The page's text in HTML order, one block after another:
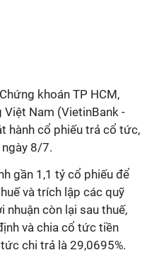
khoán TP HCM,
Việt Nam (VietinBank -
hành cổ phiếu trả cổ tức,
8/7.
gần 1,1 tỷ cổ phiếu để
và trích lập các quỹ
nhuận còn lại sau thuế,
và chia cổ tức tiền
chi trả là 29,0695%.